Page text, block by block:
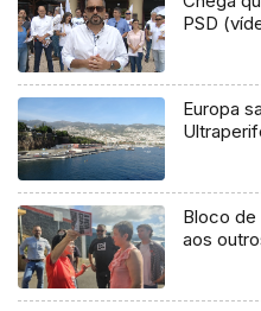
PSD
Europa
Bloco de
aos